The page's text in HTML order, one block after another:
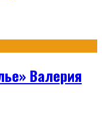
Валерия